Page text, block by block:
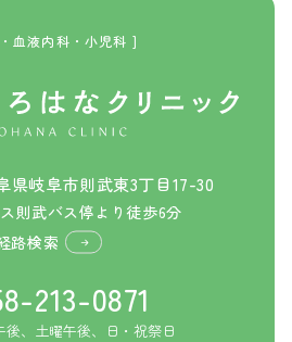
血液内科・小児科 ]
県岐阜市則武東3丁目17-30
則武バス停より徒歩6分
路検索
213-0871
後、土曜午後、日・祝祭日